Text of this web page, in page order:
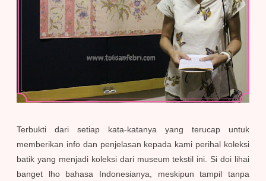
Terbukti dari setiap kata-katanya yang terucap untuk
memberikan info dan penjelasan kepada kami perihal koleksi
batik yang menjadi koleksi dari museum tekstil ini. Si doi lihai
banget lho bahasa Indonesianya, meskipun tampil tanpa